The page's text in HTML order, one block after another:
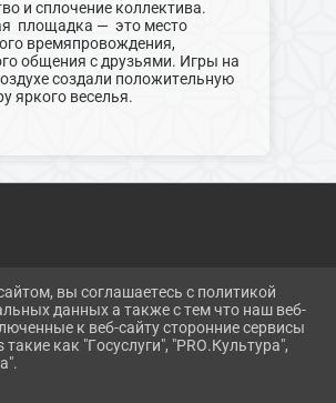
и сплочение коллектива.
площадка — это место
времяпровождения,
общения с друзьями. Игры на
создали положительную
яркого веселья.
ПЕРСОНАЛЬНЫХ ДАННЫХ
вы соглашаетесь с политикой
данных а также с тем что наш веб-
к веб-сайту сторонние сервисы
как "Госуслуги", "PRO.Культура",